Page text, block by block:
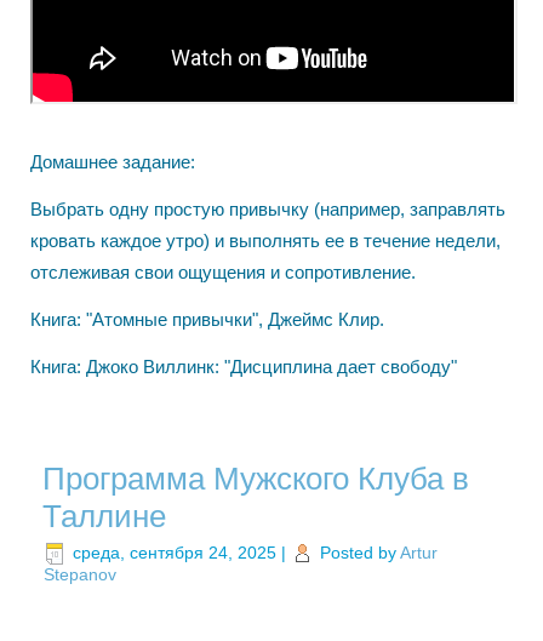
Домашнее задание:
Выбрать одну простую привычку (например, заправлять
кровать каждое утро) и выполнять ее в течение недели,
отслеживая свои ощущения и сопротивление.
Книга: "Атомные привычки", Джеймс Клир.
Книга: Джоко Виллинк: "Дисциплина дает свободу"
Программа Мужского Клуба в
Таллине
среда, сентября 24, 2025 | Posted byArtur
Stepanov